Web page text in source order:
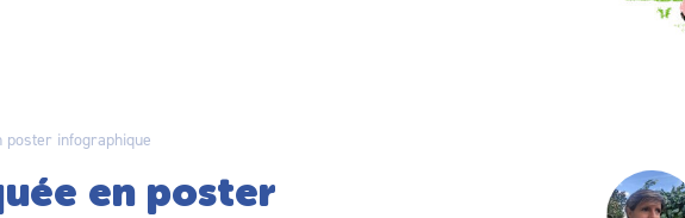
poster infographique
en poster